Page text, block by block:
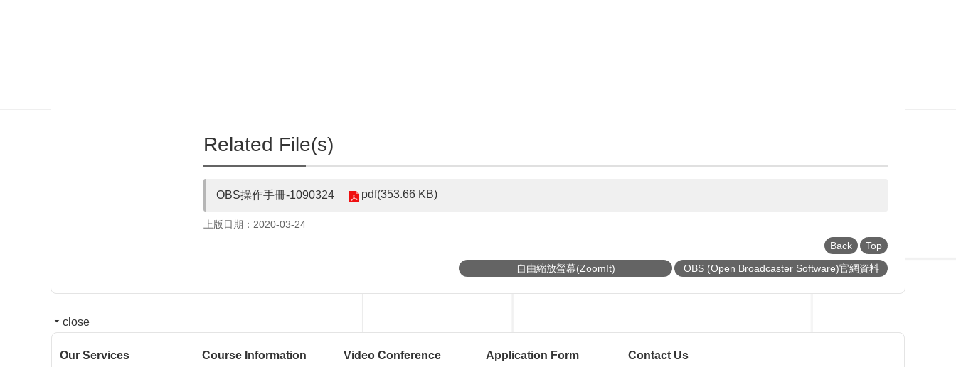
Related File(s)
OBS操作手冊-1090324 pdf(353.66 KB)
上版日期：2020-03-24
Back
Top
自由縮放螢幕(ZoomIt)
OBS (Open Broadcaster Software)官網資料
close
Our Services Course Information
Video Conference
Application Form Contact Us